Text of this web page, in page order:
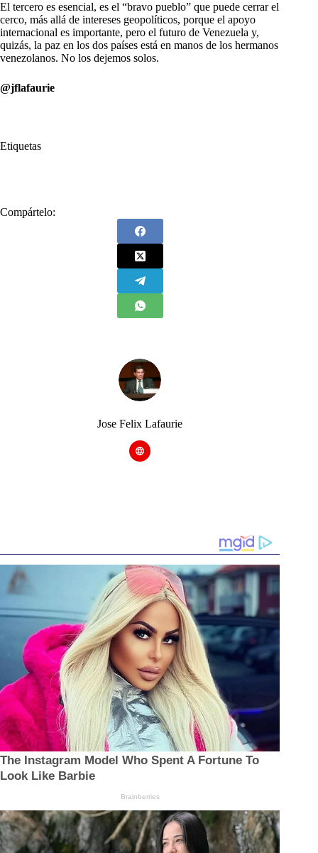
El tercero es esencial, es el “bravo pueblo” que puede cerrar el
cerco, más allá de intereses geopolíticos, porque el apoyo
internacional es importante, pero el futuro de Venezuela y,
quizás, la paz en los dos países está en manos de los hermanos
venezolanos. No los dejemos solos.
@jflafaurie
Etiquetas
Compártelo:
Jose Felix Lafaurie